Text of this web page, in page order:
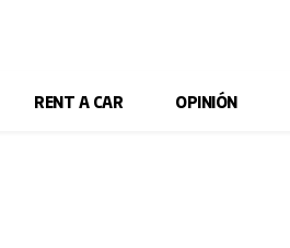
RENT A CAR OPINIÓN